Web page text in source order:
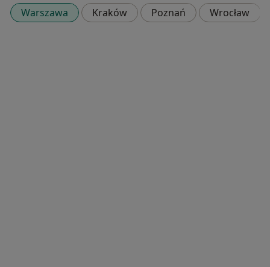
Warszawa Kraków Poznań Wrocław